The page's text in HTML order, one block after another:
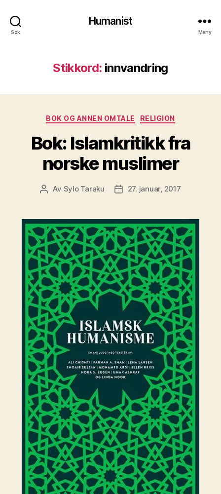
Søk
Humanist
Meny
Stikkord: innvandring
Kategorier
BOK OG ANNEN OMTALE RELIGION
Bok: Islamkritikk fra
norske muslimer
Innleggsforfatter
Av Sylo Taraku Publiseringsdato
27. januar, 2017